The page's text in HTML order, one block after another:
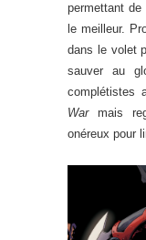
permettant
le meilleur.
dans le volet
sauver au
complétistes
Warmais
onéreux pour